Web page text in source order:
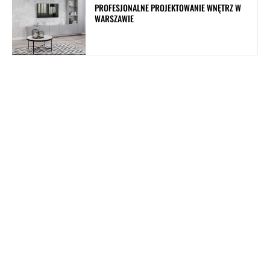
PROFESJONALNE PROJEKTOWANIE WNĘTRZ W
WARSZAWIE